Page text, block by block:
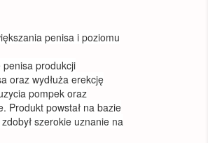
penisa i poziomu
penisa produkcji
oraz wydłuża erekcję
pompek oraz
Produkt powstał na bazie
szerokie uznanie na